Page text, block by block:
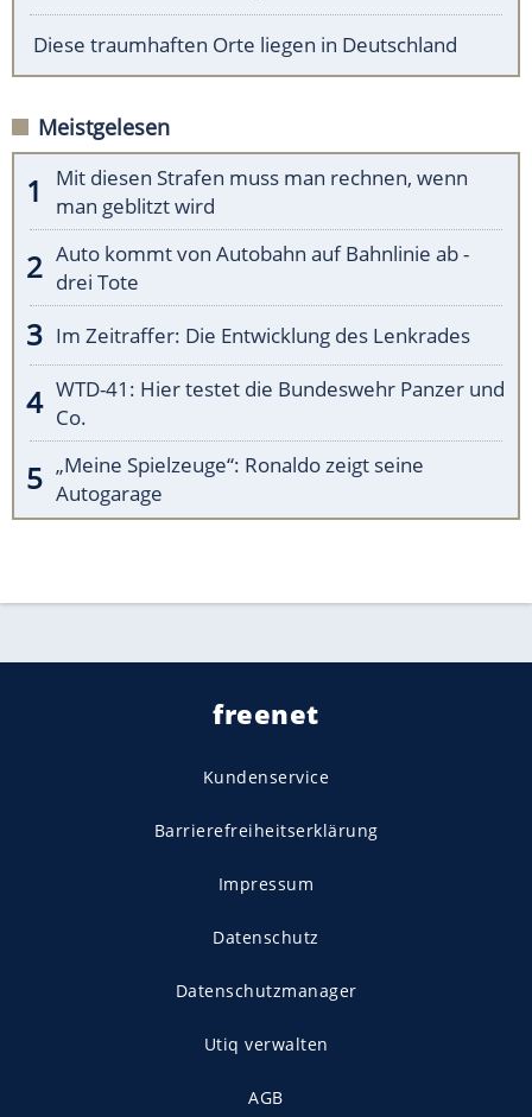
Diese traumhaften Orte liegen in Deutschland
Meistgelesen
Mit diesen Strafen muss man rechnen, wenn
man geblitzt wird
Auto kommt von Autobahn auf Bahnlinie ab -
drei Tote
Im Zeitraffer: Die Entwicklung des Lenkrades
WTD-41: Hier testet die Bundeswehr Panzer und
Co.
„Meine Spielzeuge“: Ronaldo zeigt seine
Autogarage
freenet
Kundenservice
Barrierefreiheitserklärung
Impressum
Datenschutz
Datenschutzmanager
Utiq verwalten
AGB